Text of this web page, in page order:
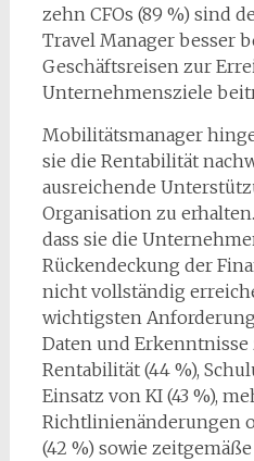
zehn CFOs (89 %) sind
Travel Manager besser
Geschäftsreisen zur
Unternehmensziele
Mobilitätsmanager
sie die Rentabilität
ausreichende
Organisation zu
dass sie die
Rückendeckung der
nicht vollständig
wichtigsten
Daten und Erkenntnisse
Rentabilität (44 %),
Einsatz von KI (43 %),
Richtlinienänderungen
(42 %) sowie